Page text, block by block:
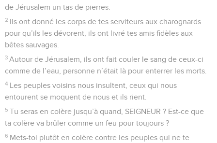
de Jérusalem un tas de pierres.
2 Ils ont donné les corps de tes serviteurs aux charognards
pour qu’ils les dévorent, ils ont livré tes amis fidèles aux
bêtes sauvages.
3 Autour de Jérusalem, ils ont fait couler le sang de ceux-ci
comme de l’eau, personne n’était là pour enterrer les morts.
4 Les peuples voisins nous insultent, ceux qui nous
entourent se moquent de nous et ils rient.
5 Tu seras en colère jusqu’à quand, SEIGNEUR ? Est-ce que
ta colère va brûler comme un feu pour toujours ?
6 Mets-toi plutôt en colère contre les peuples qui ne te